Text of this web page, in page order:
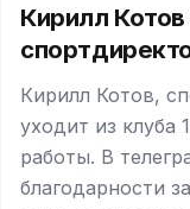
Кирилл
Кирилл Котов,
уходит из клуба
работы. В
благодарности